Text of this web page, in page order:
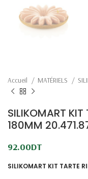
Accueil MATÉRIELS
SILIKOMART
180MM
92.00DT
SILIKOMART KIT TARTE